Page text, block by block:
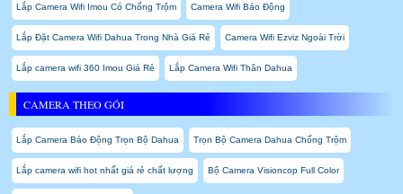
Lắp Camera Wifi Imou Có Chống Trộm Camera Wifi Báo Động
Lắp Đặt Camera Wifi Dahua Trong Nhà Giá Rẻ Camera Wifi Ezviz Ngoài Trời
Lắp camera wifi 360 Imou Giá Rẻ Lắp Camera Wifi Thân Dahua
CAMERA THEO GÓI
Lắp Camera Báo Động Trọn Bộ Dahua Trọn Bộ Camera Dahua Chống Trộm
Lắp camera wifi hot nhất giá rẻ chất lượng Bộ Camera Visioncop Full Color